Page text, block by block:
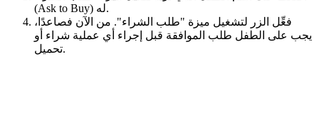
(Ask to Buy) له.
فعِّل الزر لتشغيل ميزة "طلب الشراء". من الآن فصاعدًا،
يجب على الطفل طلب الموافقة قبل إجراء أي عملية شراء أو
تحميل.